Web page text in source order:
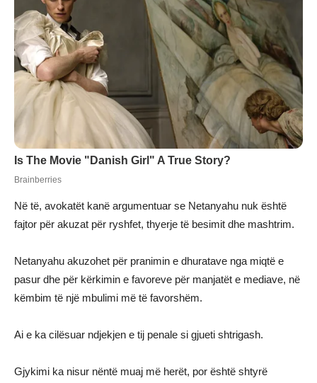
Në të, avokatët kanë argumentuar se Netanyahu nuk është
fajtor për akuzat për ryshfet, thyerje të besimit dhe mashtrim.
Netanyahu akuzohet për pranimin e dhuratave nga miqtë e
pasur dhe për kërkimin e favoreve për manjatët e mediave, në
këmbim të një mbulimi më të favorshëm.
Ai e ka cilësuar ndjekjen e tij penale si gjueti shtrigash.
Gjykimi ka nisur nëntë muaj më herët, por është shtyrë